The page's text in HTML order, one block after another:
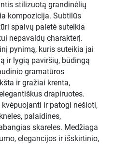
stilizuotą grandinėlių
kompozicija. Subtilūs
spalvų paletė suteikia
nepavaldų charakterį.
pynimą, kuris suteikia jai
ir lygią paviršių, būdingą
gramatūros
ir gražiai krenta,
drapiruotes.
ir patogi nešioti,
palaidines,
skareles. Medžiaga
elegancijos ir išskirtinio,